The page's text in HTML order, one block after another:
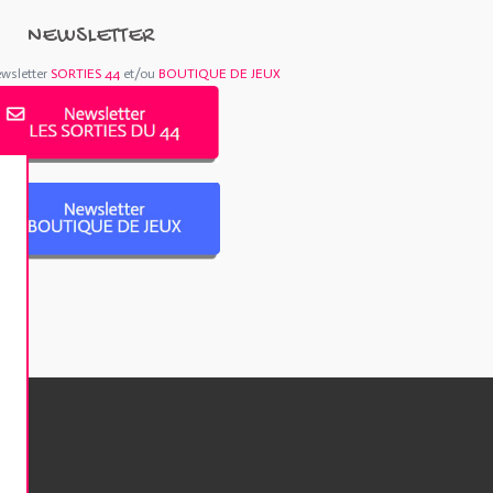
NEWSLETTER
SORTIES 44et/ou BOUTIQUE DE JEUX